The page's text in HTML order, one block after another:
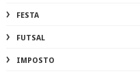
FESTA
FUTSAL
IMPOSTO